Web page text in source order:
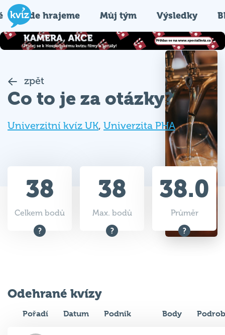
Kde hrajeme Můj tým Výsledky
zpět
Co to je za otázky?
Univerzitní kvíz UK, Univerzita PHA
38
Celkem bodů
38
Max. bodů
38.0
Průměr
Odehrané kvízy
Pořadí Datum Podnik Body